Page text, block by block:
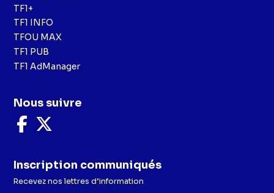
TF1+
TF1 INFO
TFOU MAX
TF1 PUB
TF1 AdManager
Nous suivre
Nous
suivre
Facebook
X
Inscription communiqués
Recevez nos lettres d’information